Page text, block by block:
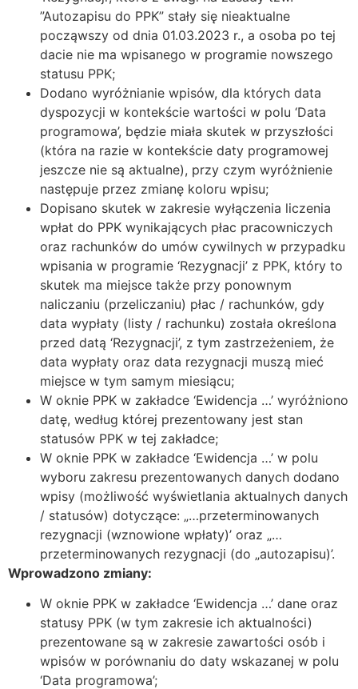
”Autozapisu do PPK” stały się nieaktualne
począwszy od dnia 01.03.2023 r., a osoba po tej
dacie nie ma wpisanego w programie nowszego
statusu PPK;
Dodano wyróżnianie wpisów, dla których data
dyspozycji w kontekście wartości w polu ‘Data
programowa’, będzie miała skutek w przyszłości
(która na razie w kontekście daty programowej
jeszcze nie są aktualne), przy czym wyróżnienie
następuje przez zmianę koloru wpisu;
Dopisano skutek w zakresie wyłączenia liczenia
wpłat do PPK wynikających płac pracowniczych
oraz rachunków do umów cywilnych w przypadku
wpisania w programie ‘Rezygnacji’ z PPK, który to
skutek ma miejsce także przy ponownym
naliczaniu (przeliczaniu) płac / rachunków, gdy
data wypłaty (listy / rachunku) została określona
przed datą ‘Rezygnacji’, z tym zastrzeżeniem, że
data wypłaty oraz data rezygnacji muszą mieć
miejsce w tym samym miesiącu;
W oknie PPK w zakładce ‘Ewidencja …’ wyróżniono
datę, według której prezentowany jest stan
statusów PPK w tej zakładce;
W oknie PPK w zakładce ‘Ewidencja …’ w polu
wyboru zakresu prezentowanych danych dodano
wpisy (możliwość wyświetlania aktualnych danych
/ statusów) dotyczące: „…przeterminowanych
rezygnacji (wznowione wpłaty)’ oraz „…
przeterminowanych rezygnacji (do „autozapisu)’.
Wprowadzono zmiany:
W oknie PPK w zakładce ‘Ewidencja …’ dane oraz
statusy PPK (w tym zakresie ich aktualności)
prezentowane są w zakresie zawartości osób i
wpisów w porównaniu do daty wskazanej w polu
‘Data programowa’;